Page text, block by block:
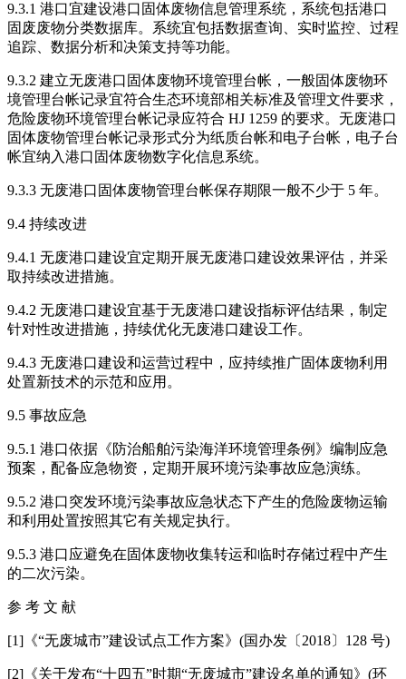
9.3.1 港口宜建设港口固体废物信息管理系统，系统包括港口
固废废物分类数据库。系统宜包括数据查询、实时监控、过程
追踪、数据分析和决策支持等功能。
9.3.2 建立无废港口固体废物环境管理台帐，一般固体废物环
境管理台帐记录宜符合生态环境部相关标准及管理文件要求，
危险废物环境管理台帐记录应符合 HJ 1259 的要求。无废港口
固体废物管理台帐记录形式分为纸质台帐和电子台帐，电子台
帐宜纳入港口固体废物数字化信息系统。
9.3.3 无废港口固体废物管理台帐保存期限一般不少于 5 年。
9.4 持续改进
9.4.1 无废港口建设宜定期开展无废港口建设效果评估，并采
取持续改进措施。
9.4.2 无废港口建设宜基于无废港口建设指标评估结果，制定
针对性改进措施，持续优化无废港口建设工作。
9.4.3 无废港口建设和运营过程中，应持续推广固体废物利用
处置新技术的示范和应用。
9.5 事故应急
9.5.1 港口依据《防治船舶污染海洋环境管理条例》编制应急
预案，配备应急物资，定期开展环境污染事故应急演练。
9.5.2 港口突发环境污染事故应急状态下产生的危险废物运输
和利用处置按照其它有关规定执行。
9.5.3 港口应避免在固体废物收集转运和临时存储过程中产生
的二次污染。
参 考 文 献
[1]《“无废城市”建设试点工作方案》(国办发〔2018〕128 号)
[2]《关于发布“十四五”时期“无废城市”建设名单的通知》(环